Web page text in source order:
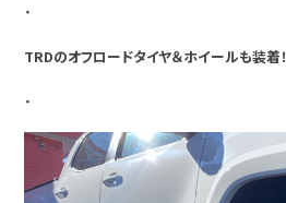
・
TRDのオフロードタイヤ＆ホイールも装着！
・